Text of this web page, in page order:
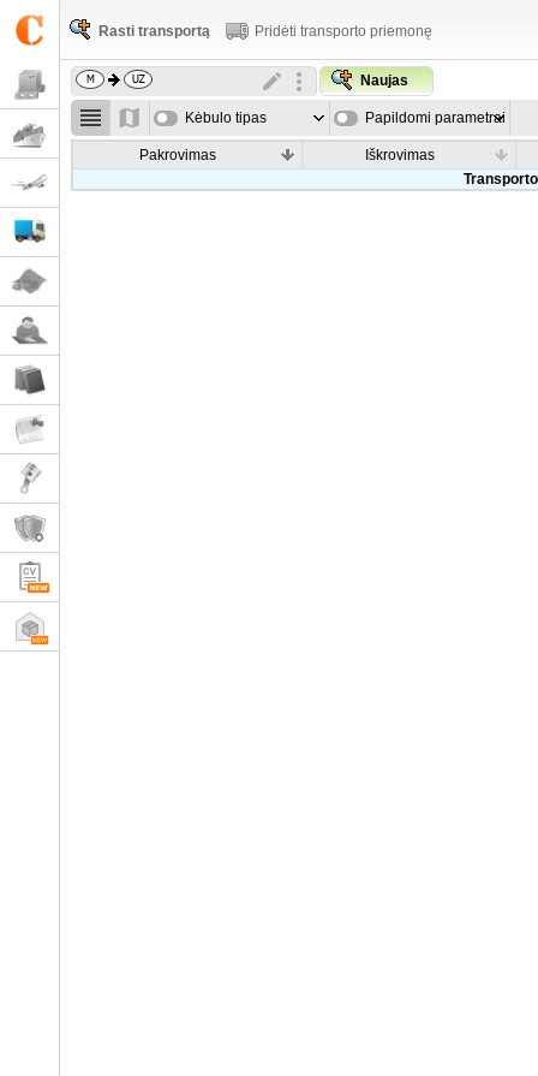
Rasti transportą Pridėti transporto priemonę
Naujas
Kėbulo tipas Papildomi parametrai
Pakrovimas
Iškrovimas